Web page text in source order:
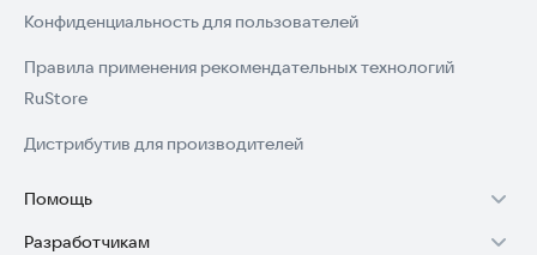
Конфиденциальность для пользователей
Правила применения рекомендательных технологий
RuStore
Дистрибутив для производителей
Помощь
Установка RuStore на TV
Разработчикам